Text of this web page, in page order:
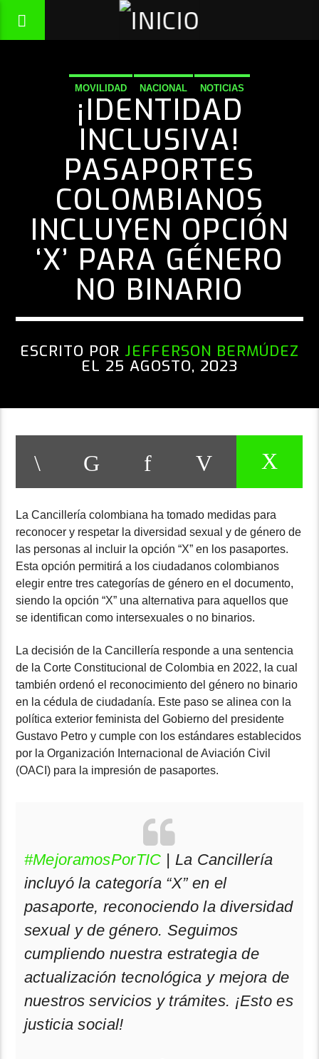
MOVILIDAD NACIONAL NOTICIAS
¡IDENTIDAD
INCLUSIVA!
PASAPORTES
COLOMBIANOS
INCLUYEN OPCIÓN
‘X’ PARA GÉNERO
NO BINARIO
ESCRITO POR JEFFERSON BERMÚDEZ
EL 25 AGOSTO, 2023
La Cancillería colombiana ha tomado medidas para
reconocer y respetar la diversidad sexual y de género de
las personas al incluir la opción “X” en los pasaportes.
Esta opción permitirá a los ciudadanos colombianos
elegir entre tres categorías de género en el documento,
siendo la opción “X” una alternativa para aquellos que
se identifican como intersexuales o no binarios.
La decisión de la Cancillería responde a una sentencia
de la Corte Constitucional de Colombia en 2022, la cual
también ordenó el reconocimiento del género no binario
en la cédula de ciudadanía. Este paso se alinea con la
política exterior feminista del Gobierno del presidente
Gustavo Petro y cumple con los estándares establecidos
por la Organización Internacional de Aviación Civil
(OACI) para la impresión de pasaportes.
#MejoramosPorTIC | La Cancillería
incluyó la categoría “X” en el
pasaporte, reconociendo la diversidad
sexual y de género. Seguimos
cumpliendo nuestra estrategia de
actualización tecnológica y mejora de
nuestros servicios y trámites. ¡Esto es
justicia social!